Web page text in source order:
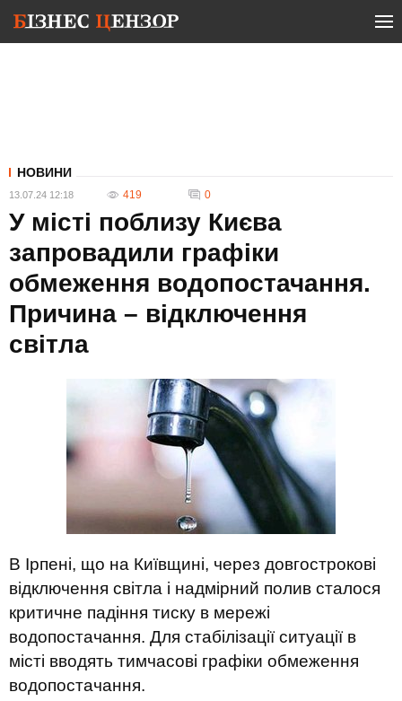
НОВИНИ
13.07.24 12:18 419 0
У місті поблизу Києва
запровадили графіки
обмеження водопостачання.
Причина – відключення
світла
В Ірпені, що на Київщині, через довгострокові
відключення світла і надмірний полив сталося
критичне падіння тиску в мережі
водопостачання. Для стабілізації ситуації в
місті вводять тимчасові графіки обмеження
водопостачання.